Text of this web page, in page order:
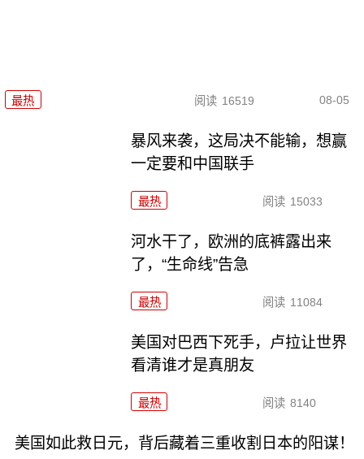
最热 阅读 16519 08-05
暴风来袭，这局决不能输，想赢
一定要和中国联手
最热 阅读 15033
河水干了，欧洲的底裤露出来
了，“生命线”告急
最热 阅读 11084
美国对巴西下死手，卢拉让世界
看清谁才是真朋友
最热 阅读 8140
美国如此救日元，背后藏着三重收割日本的阳谋！